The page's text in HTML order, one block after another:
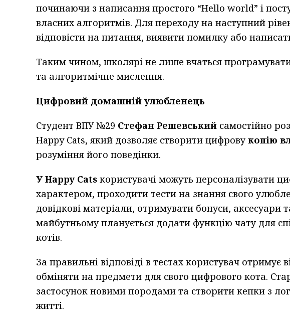
починаючи з написання простого “Hello world” і
власних алгоритмів. Для переходу на наступний
відповісти на питання, виявити помилку або
Таким чином, школярі не лише вчаться
та алгоритмічне мислення.
Цифровий домашній улюбленець
Студент ВПУ №29 Стефан Решевський самостійно
Happy Cats, який дозволяє створити цифрову копію
розуміння його поведінки.
У Happy Cats користувачі можуть персоналізувати
характером, проходити тести на знання свого
довідкові матеріали, отримувати бонуси, аксесуари
майбутньому планується додати функцію чату для
котів.
За правильні відповіді в тестах користувач отримує
обміняти на предмети для свого цифрового кота.
застосунок новими породами та створити кепки з
житті.